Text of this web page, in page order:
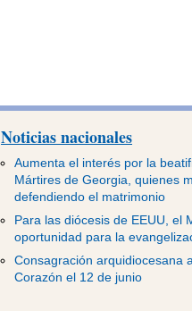
Noticias nacionales
Aumenta el interés por la
Mártires de Georgia, quienes
defendiendo el matrimonio
Para las diócesis de EEUU, el
oportunidad para la
Consagración arquidiocesana
Corazón el 12 de junio